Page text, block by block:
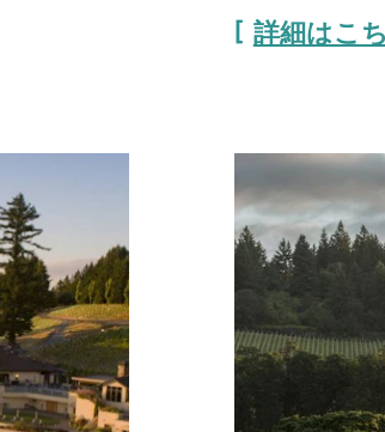
詳細はこ